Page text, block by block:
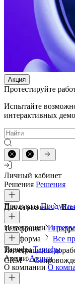
Акция
Протестируйте
Испытайте
интерактивных
Личный кабинет
Решения Решения
Для отраслей По
ПродуктыПродукты
Телефония
платформа
Все
Интеграции
Интеграции и
CRM
ТарифыТарифы
АкцииАкции
О компании О